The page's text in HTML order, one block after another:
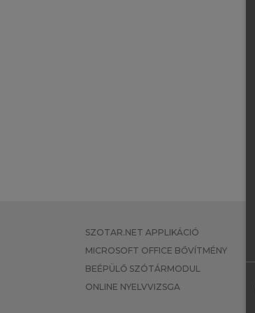
SZOTAR.NET APPLIKÁCIÓ
MICROSOFT OFFICE BŐVÍTMÉNY
BEÉPÜLŐ SZÓTÁRMODUL
ONLINE NYELVVIZSGA